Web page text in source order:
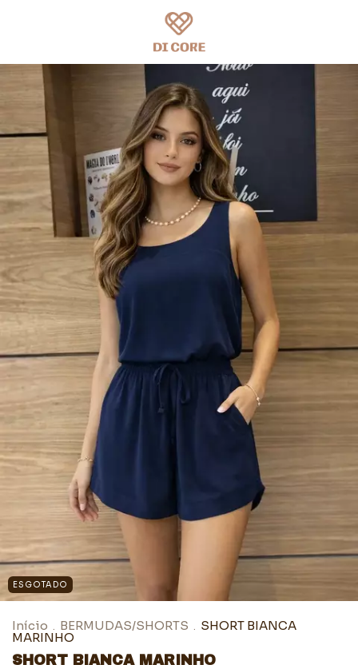
ESGOTADO
Início . BERMUDAS/SHORTS . SHORT BIANCA
MARINHO
SHORT BIANCA MARINHO